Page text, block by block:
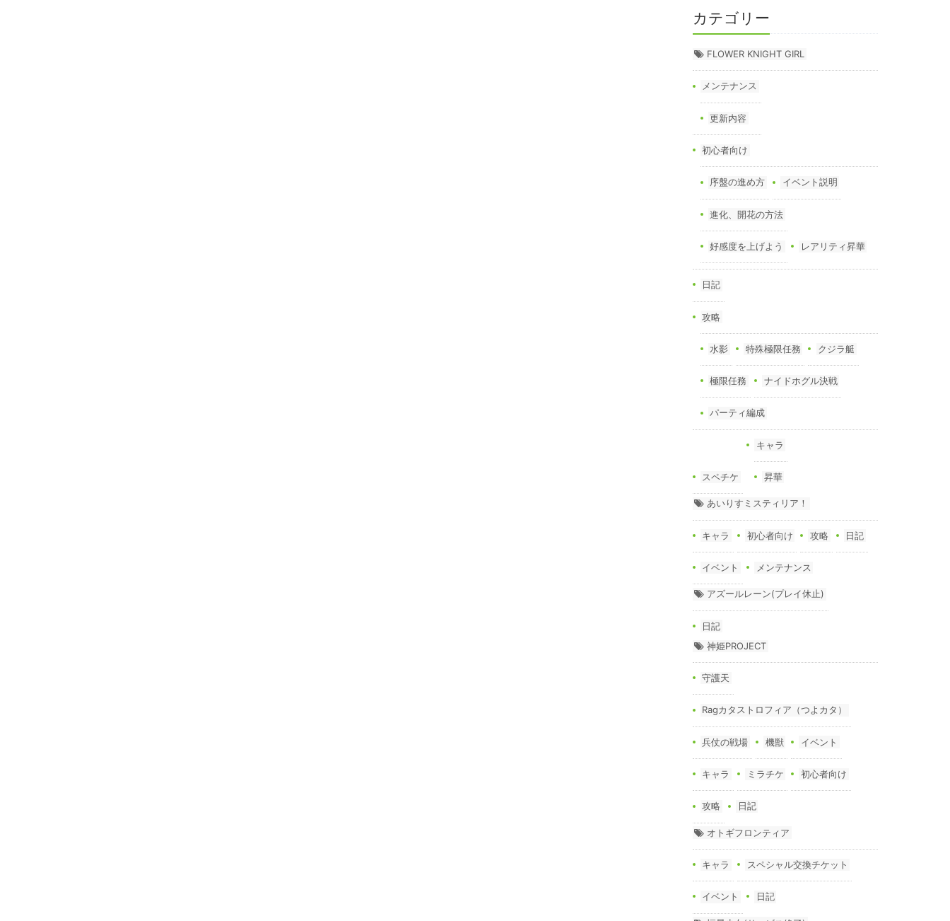
カテゴリー
FLOWER KNIGHT GIRL
メンテナンス
更新内容
初心者向け
序盤の進め方 イベント説明
進化、開花の方法
好感度を上げよう レアリティ昇華
日記
攻略
水影 特殊極限任務 クジラ艇
極限任務 ナイドホグル決戦
パーティ編成
スペチケ
キャラ
昇華
あいりすミスティリア！
キャラ 初心者向け 攻略 日記
イベント メンテナンス
アズールレーン(プレイ休止)
日記
神姫PROJECT
守護天
Ragカタストロフィア（つよカタ）
兵仗の戦場 機獣 イベント
キャラ ミラチケ 初心者向け
攻略 日記
オトギフロンティア
キャラ スペシャル交換チケット
イベント 日記